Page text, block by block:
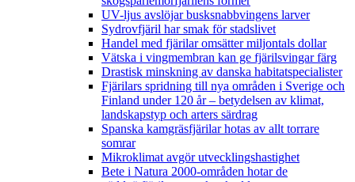
UV-ljus avslöjar busksnabbvingens larver
Sydrovfjäril har smak för stadslivet
Handel med fjärilar omsätter miljontals dollar
Vätska i vingmembran kan ge fjärilsvingar färg
Drastisk minskning av danska habitatspecialister
Fjärilars spridning till nya områden i Sverige och
Finland under 120 år– betydelsen av klimat,
landskapstyp och arters särdrag
Spanska kamgräsfjärilar hotas av allt torrare
somrar
Mikroklimat avgör utvecklingshastighet
Bete i Natura 2000-områden hotar de